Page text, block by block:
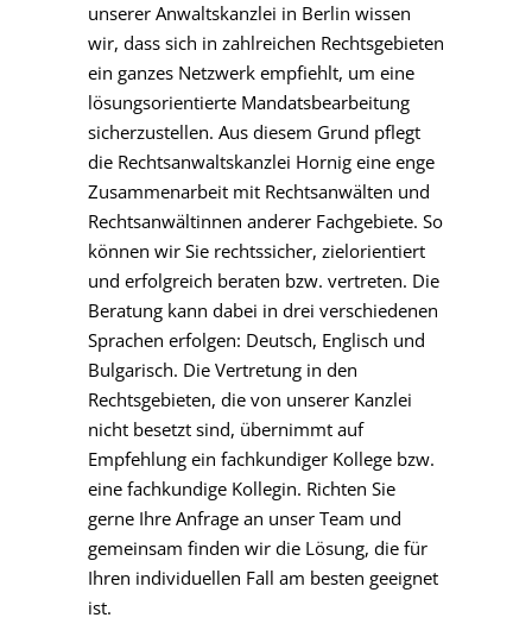
unserer Anwaltskanzlei in Berlin wissen
wir, dass sich in zahlreichen Rechtsgebieten
ein ganzes Netzwerk empfiehlt, um eine
lösungsorientierte Mandatsbearbeitung
sicherzustellen. Aus diesem Grund pflegt
die Rechtsanwaltskanzlei Hornig eine enge
Zusammenarbeit mit Rechtsanwälten und
Rechtsanwältinnen anderer Fachgebiete. So
können wir Sie rechtssicher, zielorientiert
und erfolgreich beraten bzw. vertreten. Die
Beratung kann dabei in drei verschiedenen
Sprachen erfolgen: Deutsch, Englisch und
Bulgarisch. Die Vertretung in den
Rechtsgebieten, die von unserer Kanzlei
nicht besetzt sind, übernimmt auf
Empfehlung ein fachkundiger Kollege bzw.
eine fachkundige Kollegin. Richten Sie
gerne Ihre Anfrage an unser Team und
gemeinsam finden wir die Lösung, die für
Ihren individuellen Fall am besten geeignet
ist.